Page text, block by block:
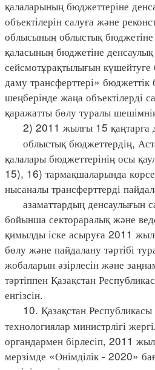
қалаларының бюджеттеріне
объектілерін салуға және
облысының облыстық
қаласының бюджетіне денсаулық
сейсмотұрақтылығын күшейтуге
даму трансферттері» бюджеттік
шеңберінде жаңа объектілерді
қаражатты бөлу туралы
2) 2011 жылғы 15 қаңтарға
облыстық бюджеттердің,
қалалары бюджеттерінің осы
15), 16) тармақшаларында
нысаналы трансферттерді
азаматтардың денсаулығын
бойынша сектораралық және
қимылды іске асыруға 2011
бөлу және пайдалану тәртібі
жобаларын әзірлесін және
тәртіппен Қазақстан
енгізсін.
10. Қазақстан Республикасы
технологиялар министрлігі
органдармен бірлесіп, 2011
мерзімде «Өнімділік - 2020»